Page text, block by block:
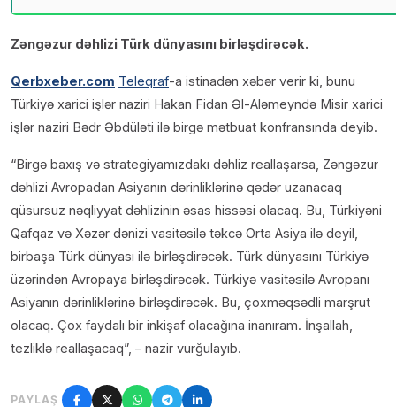
Zəngəzur dəhlizi Türk dünyasını birləşdirəcək.
Qerbxeber.com Teleqraf-a istinadən xəbər verir ki, bunu
Türkiyə xarici işlər naziri Hakan Fidan Əl-Aləmeyndə Misir xarici
işlər naziri Bədr Əbdüləti ilə birgə mətbuat konfransında deyib.
“Birgə baxış və strategiyamızdakı dəhliz reallaşarsa, Zəngəzur
dəhlizi Avropadan Asiyanın dərinliklərinə qədər uzanacaq
qüsursuz nəqliyyat dəhlizinin əsas hissəsi olacaq. Bu, Türkiyəni
Qafqaz və Xəzər dənizi vasitəsilə təkcə Orta Asiya ilə deyil,
birbaşa Türk dünyası ilə birləşdirəcək. Türk dünyasını Türkiyə
üzərindən Avropaya birləşdirəcək. Türkiyə vasitəsilə Avropanı
Asiyanın dərinliklərinə birləşdirəcək. Bu, çoxməqsədli marşrut
olacaq. Çox faydalı bir inkişaf olacağına inanıram. İnşallah,
tezliklə reallaşacaq”, – nazir vurğulayıb.
PAYLAŞ